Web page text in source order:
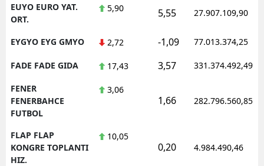
EUYO EURO YAT.
ORT.
5,90 5,55 27.907.109,90
EYGYO EYG GMYO 2,72 -1,09 77.013.374,25
FADE FADE GIDA 17,43 3,57 331.374.492,49
FENER
FENERBAHCE
FUTBOL
3,06
1,66 282.796.560,85
FLAP FLAP
KONGRE TOPLANTI
HIZ.
10,05
0,20 4.984.490,46